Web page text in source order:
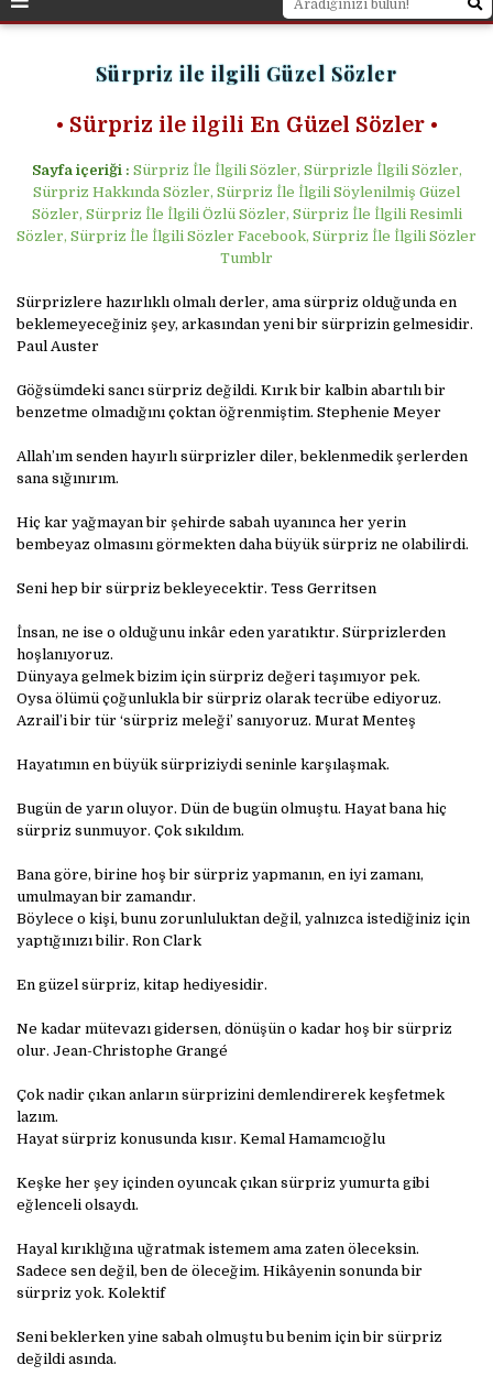
Sürpriz ile ilgili Güzel Sözler
• Sürpriz ile ilgili En Güzel Sözler •
Sayfa içeriği : Sürpriz İle İlgili Sözler, Sürprizle İlgili Sözler,
Sürpriz Hakkında Sözler, Sürpriz İle İlgili Söylenilmiş Güzel
Sözler, Sürpriz İle İlgili Özlü Sözler, Sürpriz İle İlgili Resimli
Sözler, Sürpriz İle İlgili Sözler Facebook, Sürpriz İle İlgili Sözler
Tumblr
Sürprizlere hazırlıklı olmalı derler, ama sürpriz olduğunda en
beklemeyeceğiniz şey, arkasından yeni bir sürprizin gelmesidir.
Paul Auster
Göğsümdeki sancı sürpriz değildi. Kırık bir kalbin abartılı bir
benzetme olmadığını çoktan öğrenmiştim. Stephenie Meyer
Allah’ım senden hayırlı sürprizler diler, beklenmedik şerlerden
sana sığınırım.
Hiç kar yağmayan bir şehirde sabah uyanınca her yerin
bembeyaz olmasını görmekten daha büyük sürpriz ne olabilirdi.
Seni hep bir sürpriz bekleyecektir. Tess Gerritsen
İnsan, ne ise o olduğunu inkâr eden yaratıktır. Sürprizlerden
hoşlanıyoruz.
Dünyaya gelmek bizim için sürpriz değeri taşımıyor pek.
Oysa ölümü çoğunlukla bir sürpriz olarak tecrübe ediyoruz.
Azrail’i bir tür ‘sürpriz meleği’ sanıyoruz. Murat Menteş
Hayatımın en büyük sürpriziydi seninle karşılaşmak.
Bugün de yarın oluyor. Dün de bugün olmuştu. Hayat bana hiç
sürpriz sunmuyor. Çok sıkıldım.
Bana göre, birine hoş bir sürpriz yapmanın, en iyi zamanı,
umulmayan bir zamandır.
Böylece o kişi, bunu zorunluluktan değil, yalnızca istediğiniz için
yaptığınızı bilir. Ron Clark
En güzel sürpriz, kitap hediyesidir.
Ne kadar mütevazı gidersen, dönüşün o kadar hoş bir sürpriz
olur. Jean-Christophe Grangé
Çok nadir çıkan anların sürprizini demlendirerek keşfetmek
lazım.
Hayat sürpriz konusunda kısır. Kemal Hamamcıoğlu
Keşke her şey içinden oyuncak çıkan sürpriz yumurta gibi
eğlenceli olsaydı.
Hayal kırıklığına uğratmak istemem ama zaten öleceksin.
Sadece sen değil, ben de öleceğim. Hikâyenin sonunda bir
sürpriz yok. Kolektif
Seni beklerken yine sabah olmuştu bu benim için bir sürpriz
değildi asında.